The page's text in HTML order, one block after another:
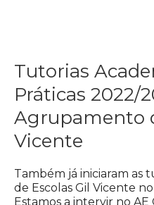
Tutorias
Práticas 2022/
Agrupamento
Vicente
Também já iniciaram as
de Escolas Gil Vicente
Estamos a intervir no